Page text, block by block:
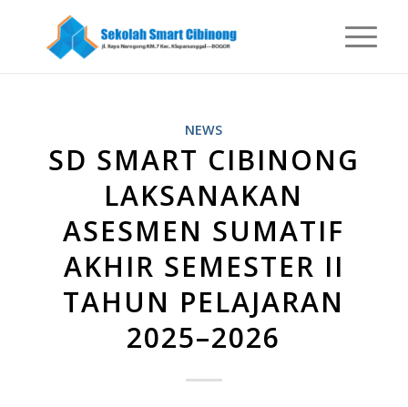
NEWS
SD SMART CIBINONG
LAKSANAKAN
ASESMEN SUMATIF
AKHIR SEMESTER II
TAHUN PELAJARAN
2025–2026